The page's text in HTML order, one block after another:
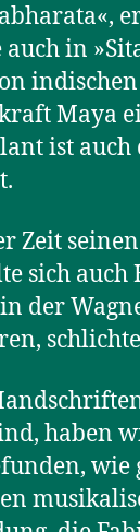
in
Maya
ist
Zeit
sich auch
der
haben
wie